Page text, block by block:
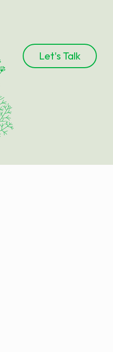
Let's Talk